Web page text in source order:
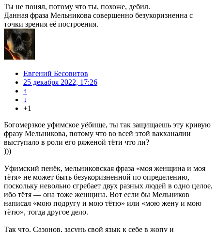
Ты не понял, потому что ты, похоже, дебил.
Данная фраза Мельникова совершенно безукоризненна с
точки зрения её построения.
Евгений Бесовитов
25 декабря 2022, 17:26
↑
↓
+1
Богомерзкое уфимское уёбище, ты так защищаешь эту кривую
фразу Мельникова, потому что во всей этой вакханалии
выступало в роли его ряженой тёти что ли?
)))
Уфимский пенёк, мельниковская фраза «моя женщина и моя
тётя» не может быть безукоризненной по определению,
поскольку невольно сгребает двух разных людей в одно целое,
ибо тётя — она тоже женщина. Вот если бы Мельников
написал «мою подругу и мою тётю» или «мою жену и мою
тётю», тогда другое дело.
Так что, Сазонов, засунь свой язык к себе в жопу и